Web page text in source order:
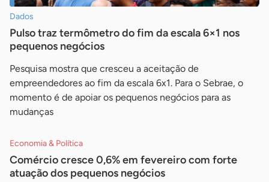
Dados
Pulso traz termômetro do fim da escala 6×1 nos
pequenos negócios
Pesquisa mostra que cresceu a aceitação de
empreendedores ao fim da escala 6x1. Para o Sebrae, o
momento é de apoiar os pequenos negócios para as
mudanças
Economia & Política
Comércio cresce 0,6% em fevereiro com forte
atuação dos pequenos negócios